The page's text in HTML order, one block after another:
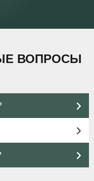
ВОПРОСЫ